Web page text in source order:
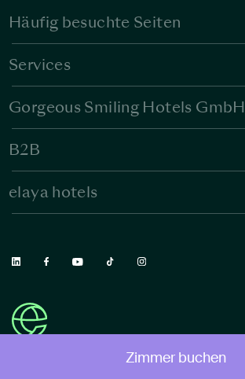
Häufig besuchte Seiten
Services
Gorgeous Smiling Hotels GmbH
B2B
elaya hotels
Zimmer buchen